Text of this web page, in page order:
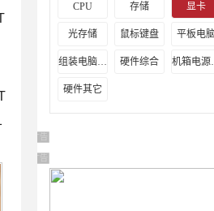
CPU 存储 显卡
光存储 鼠标键盘 平板电
组装电脑教程 硬件综合 机
硬件其它
广告 商业广告，理性选择
广告 商业广告，理性选择